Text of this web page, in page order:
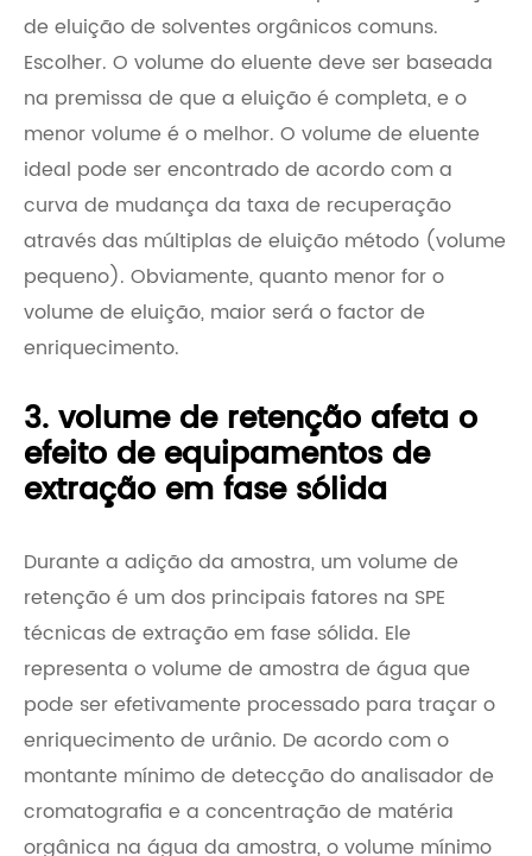
de eluição de solventes orgânicos comuns.
Escolher. O volume do eluente deve ser baseada
na premissa de que a eluição é completa, e o
menor volume é o melhor. O volume de eluente
ideal pode ser encontrado de acordo com a
curva de mudança da taxa de recuperação
através das múltiplas de eluição método (volume
pequeno). Obviamente, quanto menor for o
volume de eluição, maior será o factor de
enriquecimento.
3. volume de retenção afeta o
efeito de equipamentos de
extração em fase sólida
Durante a adição da amostra, um volume de
retenção é um dos principais fatores na SPE
técnicas de extração em fase sólida. Ele
representa o volume de amostra de água que
pode ser efetivamente processado para traçar o
enriquecimento de urânio. De acordo com o
montante mínimo de detecção do analisador de
cromatografia e a concentração de matéria
orgânica na água da amostra, o volume mínimo